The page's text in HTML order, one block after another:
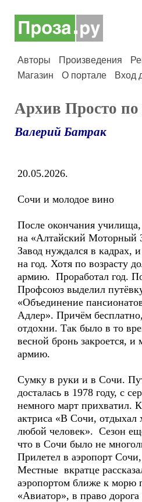
Авторы Произведения
Магазин
О портале Вход
Архив Просто
Валерий Батрак
20.05.2026.
Сочи и молодое вино
После окончания
на «Алтайский Моторный
Завод нуждался в кадрах,
на год. Хотя по возрасту
армию. Проработал год.
Профсоюз выделил
«Объединение
Адлер». Причём
отдохни. Так было в то
весной бронь закроется, и
армию.
Сумку в руки и в Сочи.
досталась в 1978 году, с
немного март прихватил.
актриса «В Сочи, отдыхал
любой человек». Сезон
что в Сочи было не
Прилетел в аэропорт
Местные вкратце
аэропортом ближе к морю
«Авиатор», в право